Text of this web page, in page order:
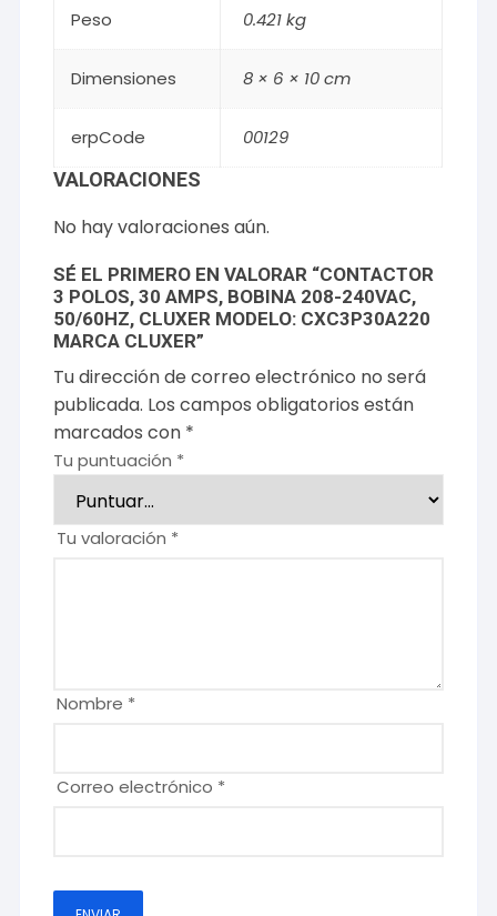
Peso 0.421 kg
Dimensiones 8 × 6 × 10 cm
erpCode
00129
VALORACIONES
No hay valoraciones aún.
SÉ EL PRIMERO EN VALORAR “CONTACTOR
3 POLOS, 30 AMPS, BOBINA 208-240VAC,
50/60HZ, CLUXER MODELO: CXC3P30A220
MARCA CLUXER”
Tu dirección de correo electrónico no será
publicada. Los campos obligatorios están
marcados con *
Tu puntuación *
Tu valoración *
Nombre *
Correo electrónico *